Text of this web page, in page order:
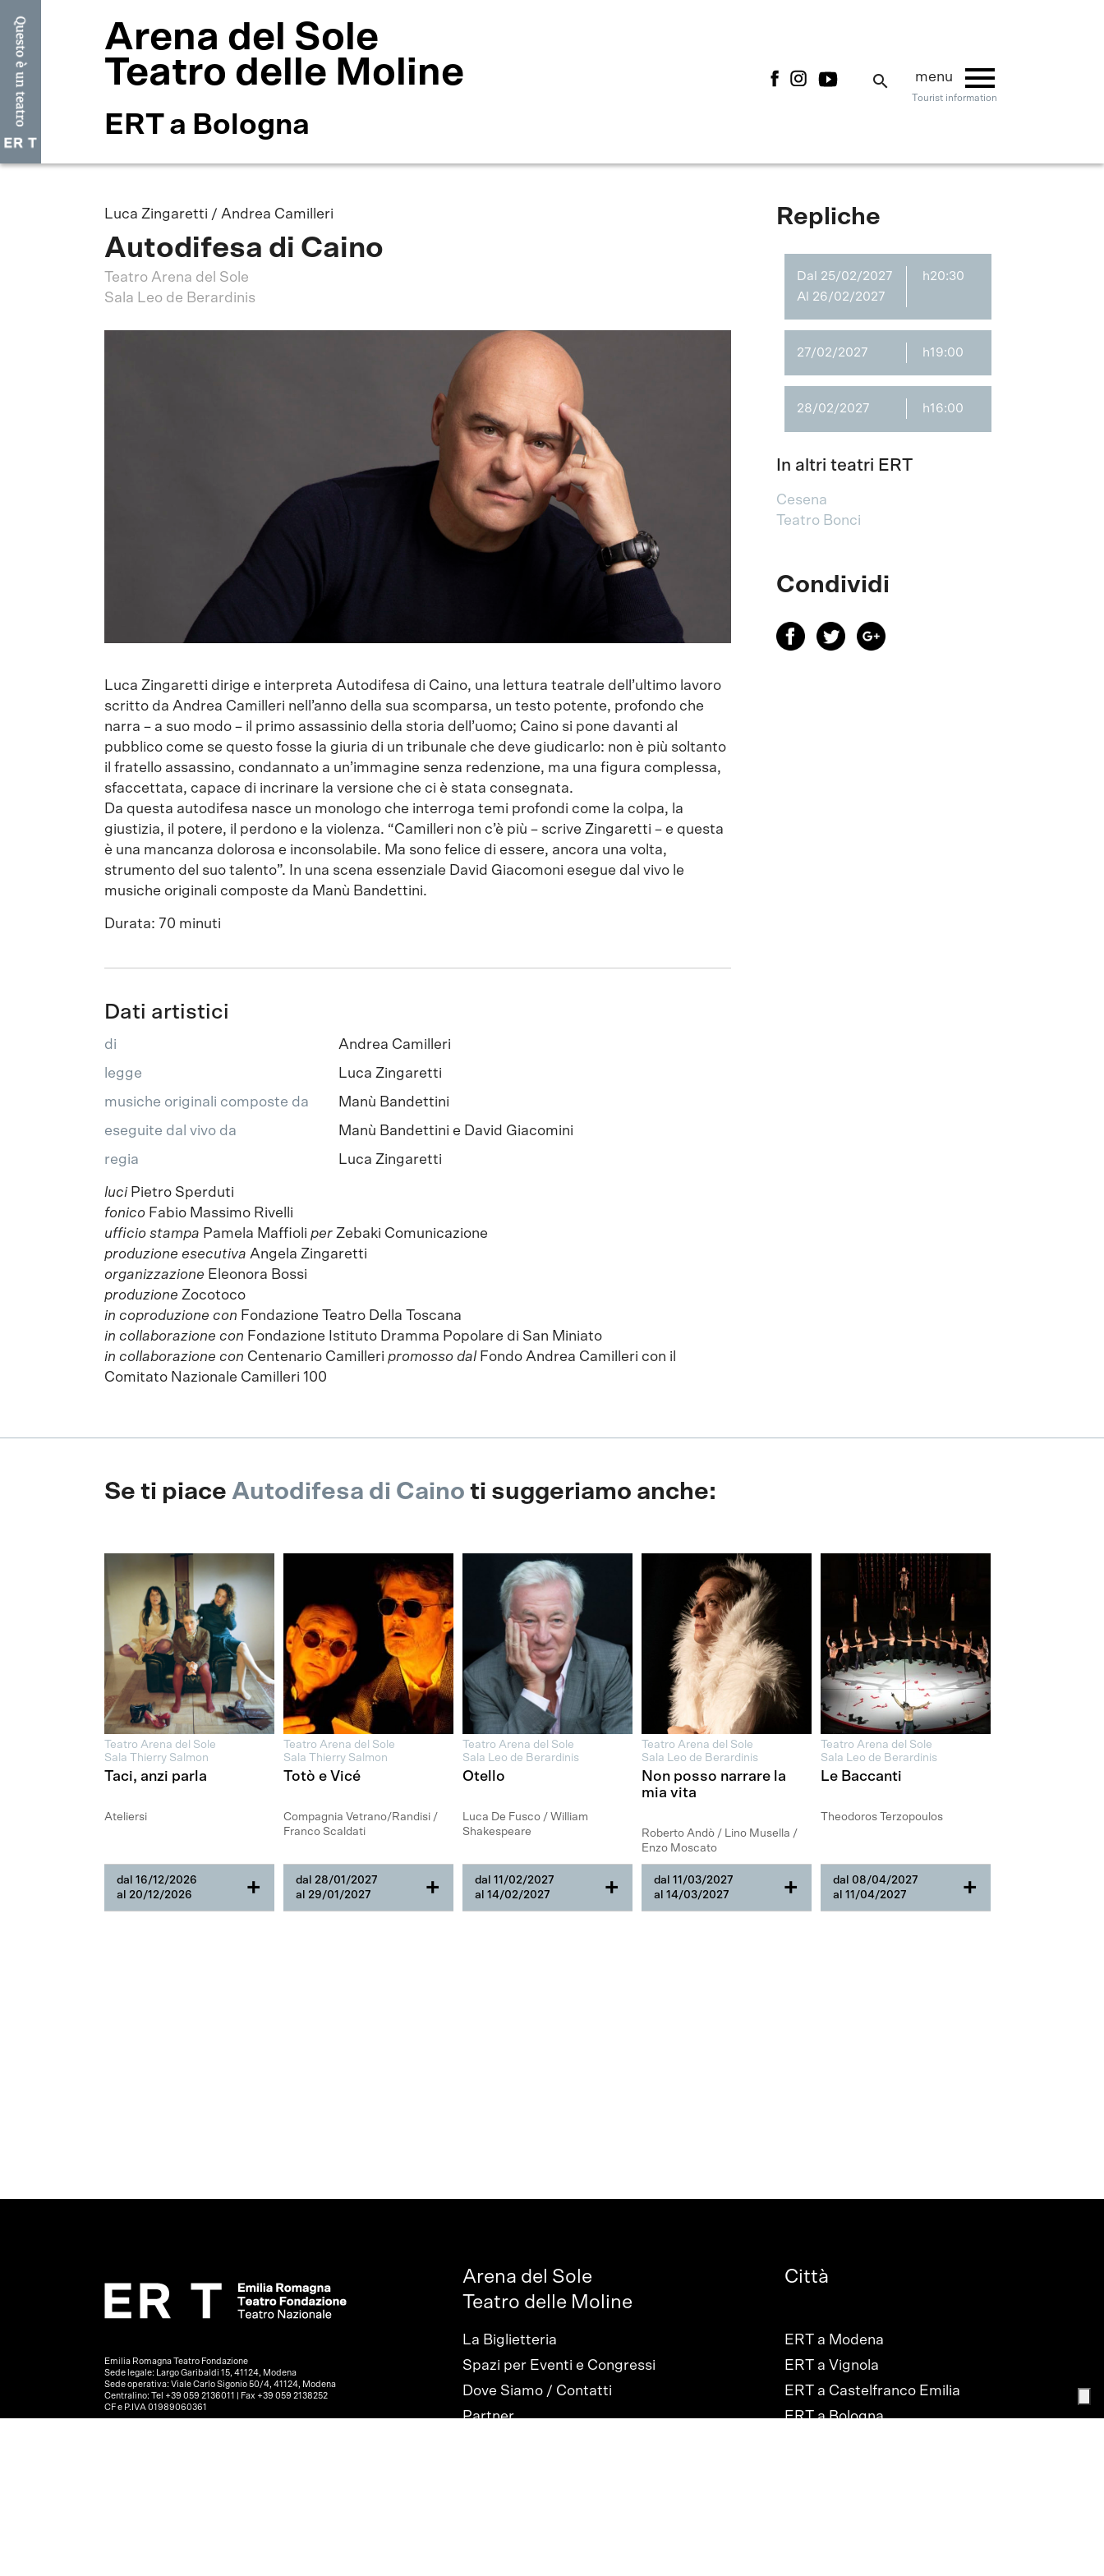
Arena del Sole
Teatro delle Moline
ERT a Bologna
search menu menu
Tourist information
Luca Zingaretti / Andrea Camilleri
Autodifesa di Caino
Teatro Arena del Sole
Sala Leo de Berardinis
Luca Zingaretti dirige e interpreta Autodifesa di Caino, una lettura teatrale dell’ultimo lavoro
scritto da Andrea Camilleri nell’anno della sua scomparsa, un testo potente, profondo che
narra – a suo modo – il primo assassinio della storia dell’uomo; Caino si pone davanti al
pubblico come se questo fosse la giuria di un tribunale che deve giudicarlo: non è più soltanto
il fratello assassino, condannato a un’immagine senza redenzione, ma una figura complessa,
sfaccettata, capace di incrinare la versione che ci è stata consegnata.
Da questa autodifesa nasce un monologo che interroga temi profondi come la colpa, la
giustizia, il potere, il perdono e la violenza. “Camilleri non c’è più – scrive Zingaretti – e questa
è una mancanza dolorosa e inconsolabile. Ma sono felice di essere, ancora una volta,
strumento del suo talento”. In una scena essenziale David Giacomoni esegue dal vivo le
musiche originali composte da Manù Bandettini.
Durata: 70 minuti
Dati artistici
di
Andrea Camilleri
legge
Luca Zingaretti
musiche originali composte da
Manù Bandettini
eseguite dal vivo da
Manù Bandettini e David Giacomini
regia
Luca Zingaretti
luci Pietro Sperduti
fonico Fabio Massimo Rivelli
ufficio stampa Pamela Maffioli per Zebaki Comunicazione
produzione esecutiva Angela Zingaretti
organizzazione Eleonora Bossi
produzione Zocotoco
in coproduzione con Fondazione Teatro Della Toscana
in collaborazione con Fondazione Istituto Dramma Popolare di San Miniato
in collaborazione con Centenario Camilleri promosso dal Fondo Andrea Camilleri con il
Comitato Nazionale Camilleri 100
Repliche
Dal 25/02/2027
Al 26/02/2027
h20:30
27/02/2027 h19:00
28/02/2027 h16:00
In altri teatri ERT
Cesena
Teatro Bonci
Condividi
Se ti piace Autodifesa di Caino ti suggeriamo anche:
Teatro Arena del Sole
Sala Thierry Salmon
Taci, anzi parla
Ateliersi
dal 16/12/2026
al 20/12/2026
+
Teatro Arena del Sole
Sala Thierry Salmon
Totò e Vicé
Compagnia Vetrano/Randisi /
Franco Scaldati
dal 28/01/2027
al 29/01/2027
+
Teatro Arena del Sole
Sala Leo de Berardinis
Otello
Luca De Fusco / William
Shakespeare
dal 11/02/2027
al 14/02/2027
+
Teatro Arena del Sole
Sala Leo de Berardinis
Non posso narrare la
mia vita
Roberto Andò / Lino Musella /
Enzo Moscato
dal 11/03/2027
al 14/03/2027
+
Teatro Arena del Sole
Sala Leo de Berardinis
Le Baccanti
Theodoros Terzopoulos
dal 08/04/2027
al 11/04/2027
+
Emilia Romagna Teatro Fondazione
Sede legale: Largo Garibaldi 15, 41124, Modena
Sede operativa: Viale Carlo Sigonio 50/4, 41124, Modena
Centralino: Tel +39 059 2136011 | Fax +39 059 2138252
CF e P.IVA 01989060361
Arena del Sole
Teatro delle Moline
La Biglietteria
Spazi per Eventi e Congressi
Dove Siamo / Contatti
Partner
Città
ERT a Modena
ERT a Vignola
ERT a Castelfranco Emilia
ERT a Bologna